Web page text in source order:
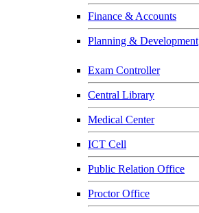
Finance & Accounts
Planning & Development
Exam Controller
Central Library
Medical Center
ICT Cell
Public Relation Office
Proctor Office